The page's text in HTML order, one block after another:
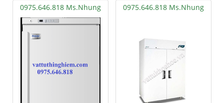
0975.646.818 Ms.Nhung 0975.646.818 Ms.Nhung